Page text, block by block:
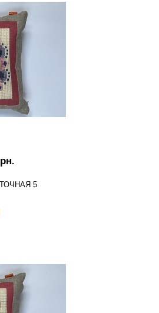
5